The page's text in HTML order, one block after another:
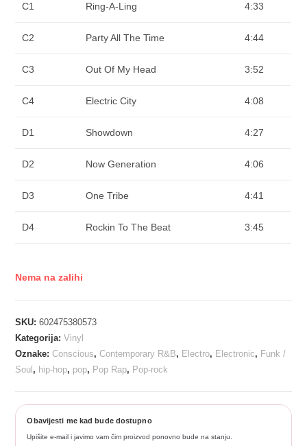
C1 Ring-A-Ling 4:33
C2 Party All The Time 4:44
C3 Out Of My Head 3:52
C4 Electric City 4:08
D1 Showdown 4:27
D2 Now Generation 4:06
D3 One Tribe 4:41
D4 Rockin To The Beat 3:45
Nema na zalihi
SKU:602475380573
Kategorija:Vinyl
Oznake:Conscious,Contemporary R&B, Electro, Electronic, Funk /
Soul , hip-hop, pop, Pop Rap, Pop-rock
Obavijesti me kad bude dostupno
Upišite e-mail i javimo vam čim proizvod ponovno bude na stanju.